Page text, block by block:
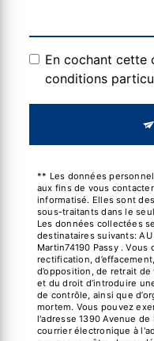
En cochant cette
conditions
** Les données
aux fins de vous
informatisé. Elles sont
sous-traitants dans le
Les données collectées
destinataires suivants: AU
Martin74190 Passy . Vous
rectification,
d’opposition, de retrait
et du droit d’introduire
de contrôle, ainsi que
mortem. Vous pouvez
l'adresse 1390 Avenue de
courrier électronique à